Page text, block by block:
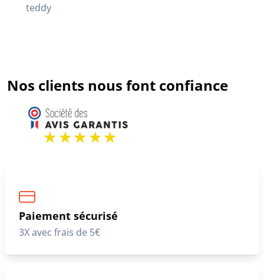
teddy
Nos clients nous font confiance
Paiement sécurisé
3X avec frais de 5€